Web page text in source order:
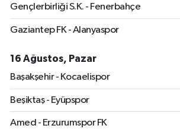
Gençlerbirliği S.K. - Fenerbahçe
Gaziantep FK - Alanyaspor
16 Ağustos, Pazar
Başakşehir - Kocaelispor
Beşiktaş - Eyüpspor
Amed - Erzurumspor FK